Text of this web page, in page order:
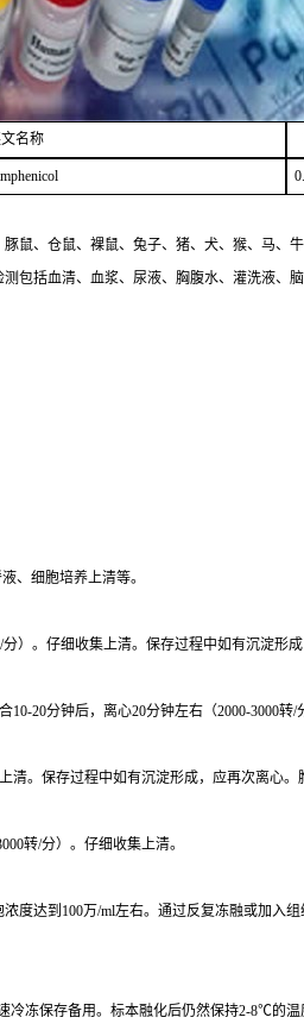
名称
鼠、仓鼠、裸鼠、兔子、猪、犬、猴、马、牛
包括血清、血浆、尿液、胸腹水、灌洗液、
、细胞培养上清等。
）。仔细收集上清。保存过程中如有沉淀形成
20分钟后，离心20分钟左右（2000-3000
清。保存过程中如有沉淀形成，应再次离心。
转/分）。仔细收集上清。
度达到100万/ml左右。通过反复冻融或加
冷冻保存备用。标本融化后仍然保持2-8℃的